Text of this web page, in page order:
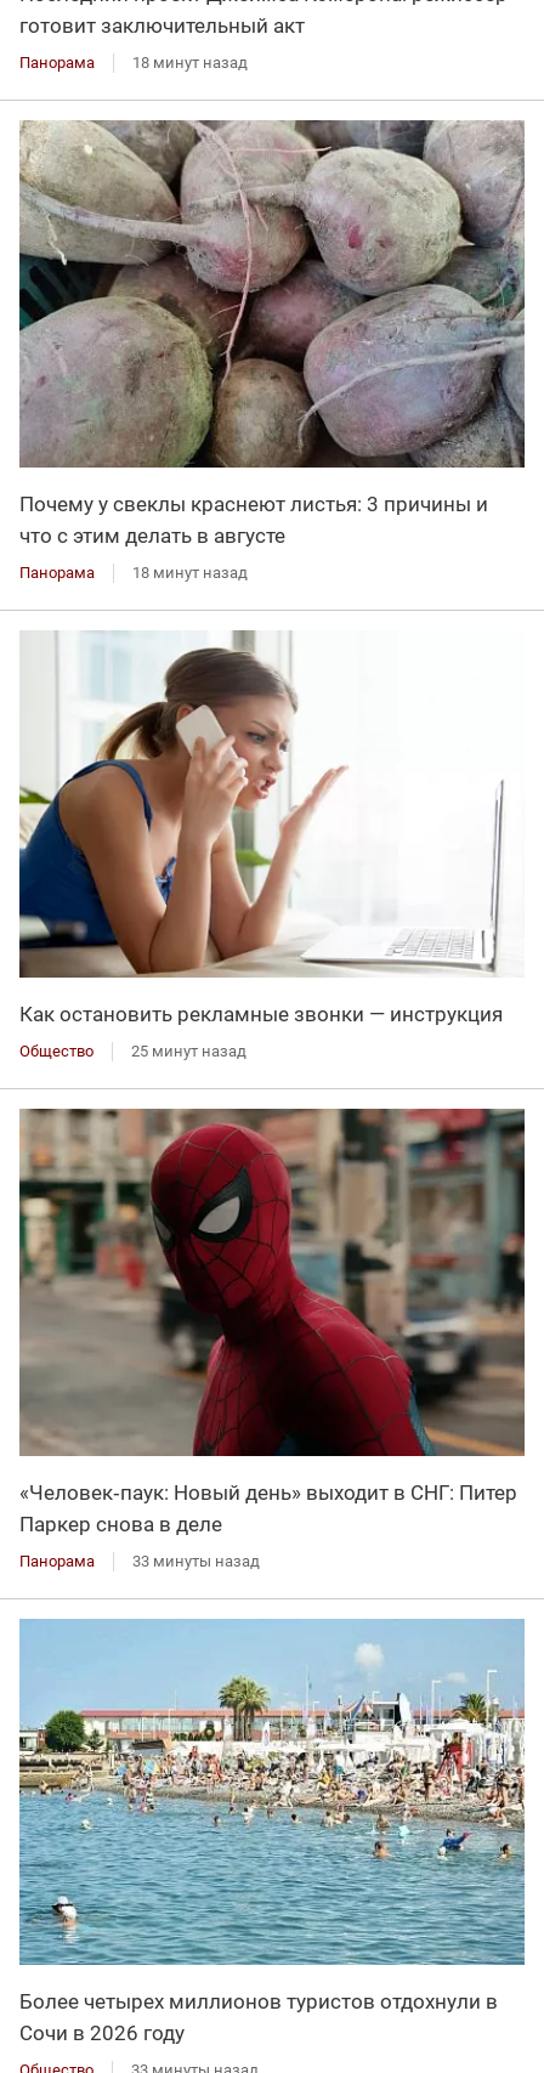
готовит заключительный акт
Панорама 18 минут назад
Почему у свеклы краснеют листья: 3 причины и
что с этим делать в августе
Панорама 18 минут назад
Как остановить рекламные звонки — инструкция
Общество 25 минут назад
«Человек‑паук: Новый день» выходит в СНГ: Питер
Паркер снова в деле
Панорама 33 минуты назад
Более четырех миллионов туристов отдохнули в
Сочи в 2026 году